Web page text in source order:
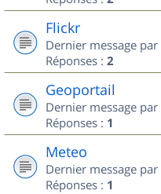
Flickr
Dernier message par
Réponses : 2
Geoportail
Dernier message par
Réponses : 1
Meteo
Dernier message par
Réponses : 1